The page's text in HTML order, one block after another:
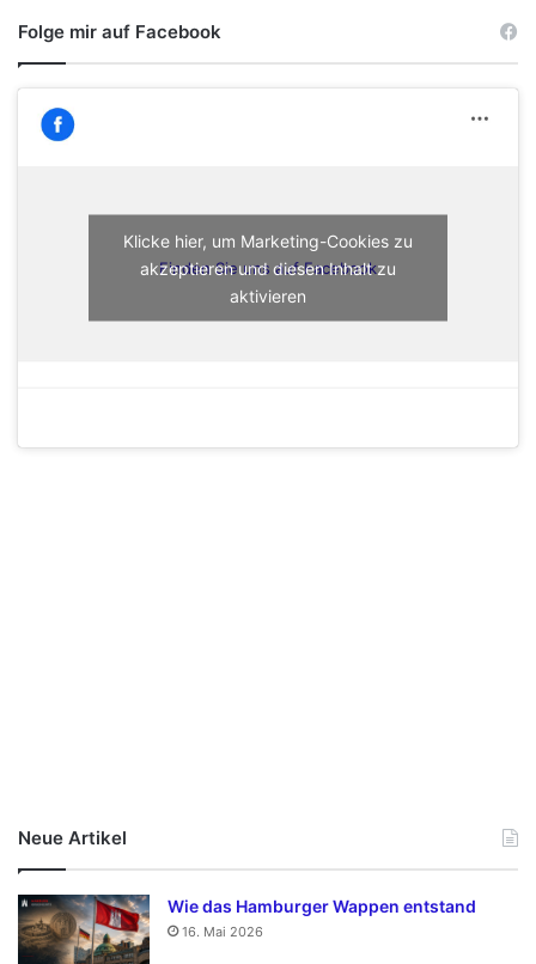
Folge mir auf Facebook
Finden Sie uns auf Facebook
Klicke hier, um Marketing-Cookies zu
akzeptieren und diesen Inhalt zu
aktivieren
Neue Artikel
Wie das Hamburger Wappen entstand
16. Mai 2026